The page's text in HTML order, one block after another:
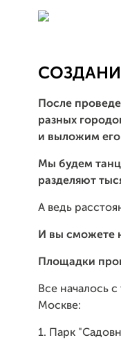
После
разных
и выложим
Мы будем
разделяют
А ведь
И вы сможете
Площадки
Все началось
Москве:
1. Парк